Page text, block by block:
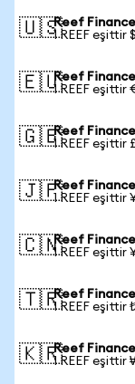
🇺🇸Reef
1 REEF
🇪🇺Reef
1 REEF
🇬🇧Reef
1 REEF
🇯🇵Reef
1 REEF eşittir
🇨🇳Reef
1 REEF
🇹🇷Reef
1 REEF eşittir
🇰🇷Reef
1 REEF eşittir